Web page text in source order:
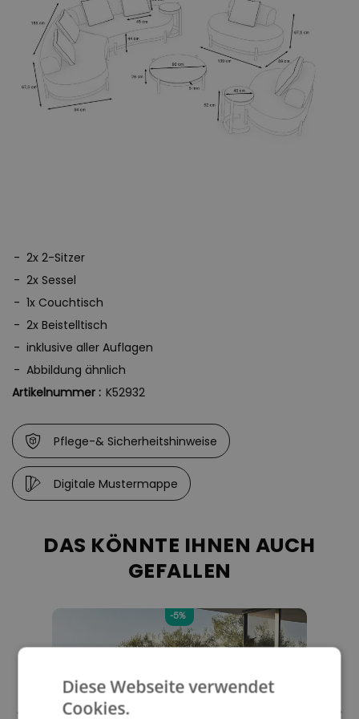
Design trifft auf Widerstandskraft
Hinter der weichen, hochwertigen Oberfläche verbirgt sich ein
wetterfestes High-Performance-Material, das speziell für den
langfristigen Einsatz im Freien entwickelt wurde. Langlebigkeit,
Stabilität und Pflegeleichtigkeit stehen dabei im Zentrum – ohne
Kompromisse bei Ästhetik oder Komfort.
Jedes Möbelstück ist mehr als nur funktional – es ist ein
emotionales Erlebnis, das Räume auf neue Weise interpretiert.
2x 2-Sitzer
2x Sessel
1x Couchtisch
2x Beistelltisch
inklusive aller Auflagen
Abbildung ähnlich
Artikelnummer : K52932
Pflege-& Sicherheitshinweise
Digitale Mustermappe
DAS KÖNNTE IHNEN AUCH
GEFALLEN
-5%
Diese Webseite verwendet
Cookies.